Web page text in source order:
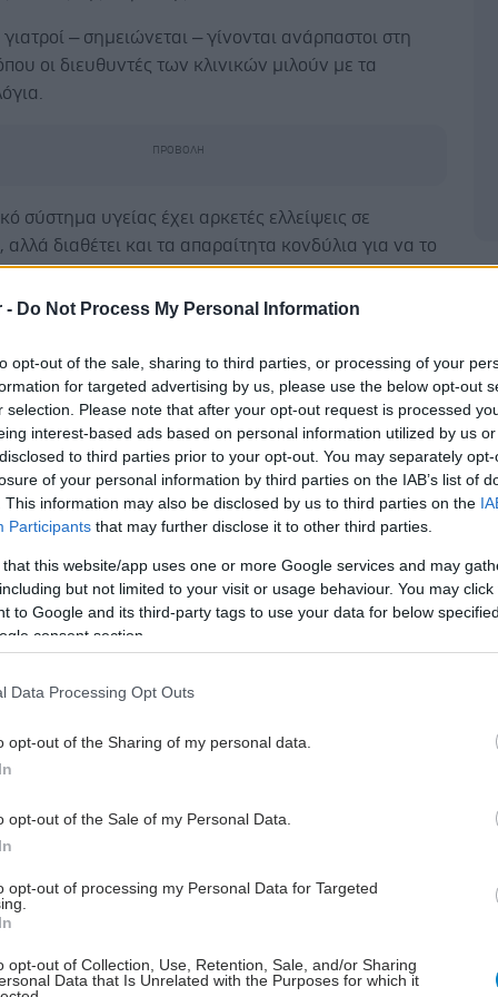
- Do Not Process My Personal Information
opt-out of the sale, sharing to third parties, or processing of your
for targeted advertising by us, please use the below opt-out
selection. Please note that after your opt-out request is processed
interest-based ads based on personal information utilized by us
to third parties prior to your opt-out. You may separately
of your personal information by third parties on the IAB’s list of
This information may also be disclosed by us to third parties on the
Participants that may further disclose it to other third parties.
that this website/app uses one or more Google services and may
but not limited to your visit or usage behaviour. You may
to Google and its third-party tags to use your data for below
consent section.
Data Processing Opt Outs
opt-out of the Sharing of my personal data.
opt-out of the Sale of my Personal Data.
opt-out of processing my Personal Data for Targeted
opt-out of Collection, Use, Retention, Sale, and/or Sharing
Data that Is Unrelated with the Purposes for which it
– σημειώνεται – γίνονται ανάρπαστοι στη
οι διευθυντές των κλινικών μιλούν με τα
σύστημα υγείας έχει αρκετές ελλείψεις σε
διαθέτει και τα απαραίτητα κονδύλια για να το
αυτό αποτέλεσε μία μοναδική ευκαιρία για τους
από την Ελλάδα της παρακμής.
λόγους που προτιμούν τη Γερμανία, είναι διότι
ειδικές εξετάσεις και γραφειοκρατεία για
επαγγέλματος και την αναγνώριση των ελληνικών
μεγάλη δυνατότητα εξέλιξης, σε ένα σύστημα που
αξιοκρατικά.
ότι δεν είναι όλα ρόδινα. Τα ωράρια είναι
Ξεκινούν από τις 7 το πρωί και πολλές φορές
ημέρα, προβλέπονται 9 έως 10 εργάσιμες ώρες.
όμως, έχουν επάρκεια σε υλικά και διαγνωστικά